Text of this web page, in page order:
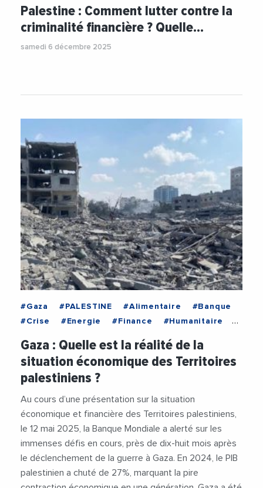
Palestine : Comment lutter contre la
criminalité financière ? Quelle…
samedi 6 décembre 2025
#Gaza #PALESTINE #Alimentaire
#Banque
#Crise
#Energie #Finance
#Humanitaire
Gaza : Quelle est la réalité de la
situation économique des Territoires
palestiniens ?
Au cours d’une présentation sur la situation
économique et financière des Territoires palestiniens,
le 12 mai 2025, la Banque Mondiale a alerté sur les
immenses défis en cours, près de dix-huit mois après
le déclenchement de la guerre à Gaza. En 2024, le PIB
palestinien a chuté de 27%, marquant la pire